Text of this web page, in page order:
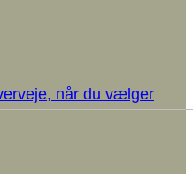
når du vælger